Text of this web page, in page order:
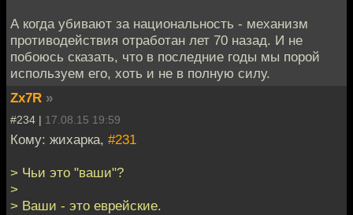
А когда убивают за национальность - механизм
противодействия отработан лет 70 назад. И не
побоюсь сказать, что в последние годы мы порой
используем его, хоть и не в полную силу.
Zx7R »
#234 | 17.08.15 19:59
Кому: жихарка, #231
> Чьи это "ваши"?
>
> Ваши - это еврейские.